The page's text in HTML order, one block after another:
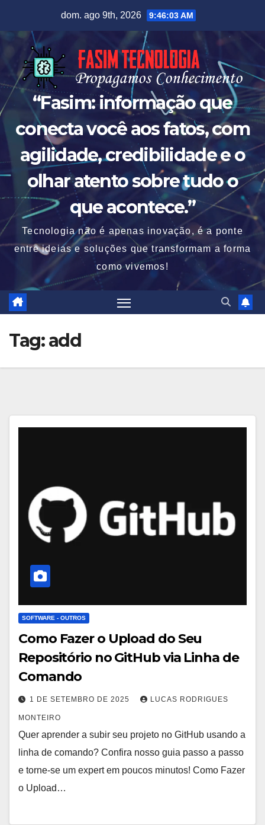
dom. ago 9th, 2026 9:46:04 AM
“Fasim: informação que
conecta você aos fatos, com
agilidade, credibilidade e o
olhar atento sobre tudo o
que acontece.”
Tecnologia não é apenas inovação, é a ponte
entre ideias e soluções que transformam a forma
como vivemos!
Tag:add
SOFTWARE - OUTROS
Como Fazer o Upload do Seu
Repositório no GitHub via Linha de
Comando
1 DE SETEMBRO DE 2025 LUCAS RODRIGUES
MONTEIRO
Quer aprender a subir seu projeto no GitHub usando a
linha de comando? Confira nosso guia passo a passo
e torne-se um expert em poucos minutos! Como Fazer
o Upload…